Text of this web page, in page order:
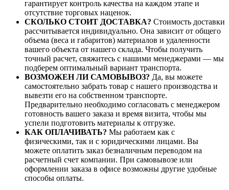
гарантирует контроль качества на каждом этапе и
отсутствие торговых наценок.
СКОЛЬКО СТОИТ ДОСТАВКА? Стоимость доставки
рассчитывается индивидуально. Она зависит от общего
объема (веса и габаритов) материалов и удаленности
вашего объекта от нашего склада. Чтобы получить
точный расчет, свяжитесь с нашими менеджерами — мы
подберем оптимальный вариант транспорта.
ВОЗМОЖЕН ЛИ САМОВЫВОЗ? Да, вы можете
самостоятельно забрать товар с нашего производства и
вывезти его на собственном транспорте.
Предварительно необходимо согласовать с менеджером
готовность вашего заказа и время визита, чтобы мы
успели подготовить материалы к отгрузке.
КАК ОПЛАЧИВАТЬ? Мы работаем как с
физическими, так и с юридическими лицами. Вы
можете оплатить заказ безналичным переводом на
расчетный счет компании. При самовывозе или
оформлении заказа в офисе возможны другие удобные
способы оплаты.